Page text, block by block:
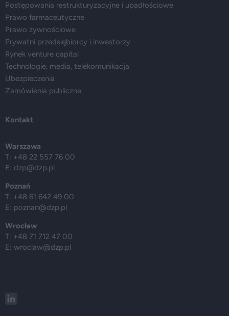
Postępowania restrukturyzacyjne i upadłościowe
Prawo farmaceutyczne
Prawo żywnościowe
Prywatni przedsiębiorcy i inwestorzy
Rynek venture capital
Technologie, media, telekomunikacja
Ubezpieczenia
Zamówienia publiczne
Kontakt
Warszawa
T: +48 22 557 76 00
E: dzp@dzp.pl
Poznań
T: +48 61 642 49 00
E: poznan@dzp.pl
Wrocław
T: +48 71 712 47 00
E: wroclaw@dzp.pl